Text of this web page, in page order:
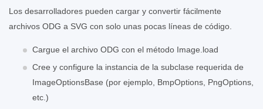
Los desarrolladores pueden cargar y convertir fácilmente
archivos ODG a SVG con solo unas pocas líneas de código.
Cargue el archivo ODG con el método Image.load
Cree y configure la instancia de la subclase requerida de
ImageOptionsBase (por ejemplo, BmpOptions, PngOptions,
etc.)